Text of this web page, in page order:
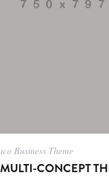
Business Theme
CONCEPT